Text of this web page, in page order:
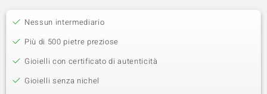
Nessun intermediario
Più di 500 pietre preziose
Gioielli con certificato di autenticità
Gioielli senza nichel